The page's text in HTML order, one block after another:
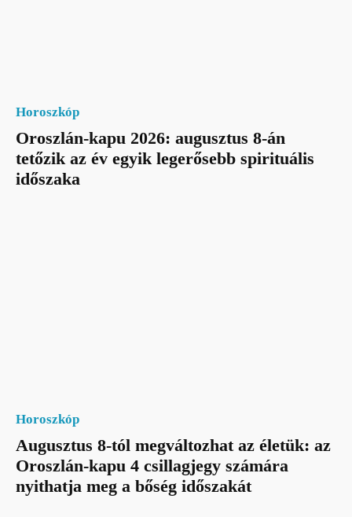
Horoszkóp
Oroszlán-kapu 2026: augusztus 8-án
tetőzik az év egyik legerősebb spirituális
időszaka
Horoszkóp
Augusztus 8-tól megváltozhat az életük: az
Oroszlán-kapu 4 csillagjegy számára
nyithatja meg a bőség időszakát